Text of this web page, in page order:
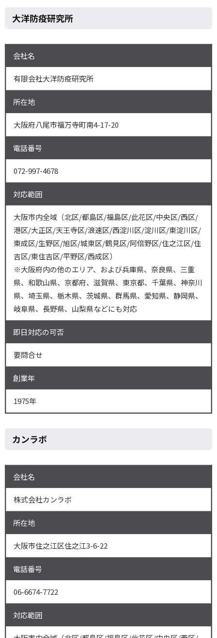
大洋防疫研究所
会社名
有限会社大洋防疫研究所
所在地
大阪府八尾市福万寺町南4-17-20
電話番号
072-997-4678
対応範囲
大阪市内全域（北区/都島区/福島区/此花区/中央区/西区/
港区/大正区/天王寺区/浪速区/西淀川区/淀川区/東淀川区/
東成区/生野区/旭区/城東区/鶴見区/阿倍野区/住之江区/住
吉区/東住吉区/平野区/西成区）
※大阪府内の他のエリア、および兵庫県、奈良県、三重
県、和歌山県、京都府、滋賀県、東京都、千葉県、神奈川
県、埼玉県、栃木県、茨城県、群馬県、愛知県、静岡県、
岐阜県、長野県、山梨県などにも対応
即日対応の可否
要問合せ
創業年
1975年
カンラボ
会社名
株式会社カンラボ
所在地
大阪市住之江区住之江3-6-22
電話番号
06-6674-7722
対応範囲